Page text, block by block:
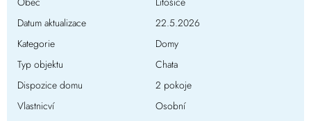
Datum aktualizace
22.5.2026
Kategorie
Domy
Typ objektu
Chata
Dispozice domu
2 pokoje
Vlastnicví
Osobní